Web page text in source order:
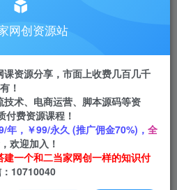
查看
躺赚10-50+，小白无脑操作【拆
网创资源站
资源分享，市面上收费几百几千
！
术、电商运营、脚本源码等资
费资源课程！
年，￥99/永久 (推广佣金70%)， 全
欢迎加入！
一个和二当家网创一样的知识付
10710040